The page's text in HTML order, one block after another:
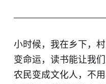
小时候，我在乡下，
变命运，读书能让我
农民变成文化人，不